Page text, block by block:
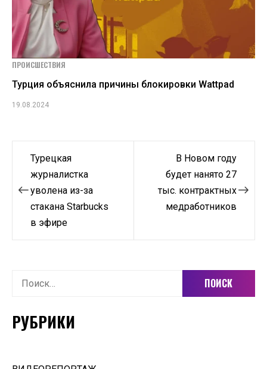
ПРОИСШЕСТВИЯ
Турция объяснила причины блокировки Wattpad
19.08.2024
Навигация
записям
Турецкая
журналистка
уволена из-за
стакана Starbucks
в эфире
В Новом году
будет нанято 27
тыс. контрактных
медработников
Найти:
РУБРИКИ